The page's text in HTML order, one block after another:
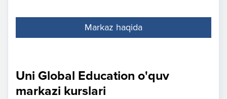
Markaz haqida
Uni Global Education o'quv
markazi kurslari